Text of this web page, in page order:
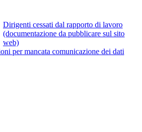
Dirigenti cessati dal rapporto di lavoro
(documentazione da pubblicare sul sito
web)
per mancata comunicazione dei dati